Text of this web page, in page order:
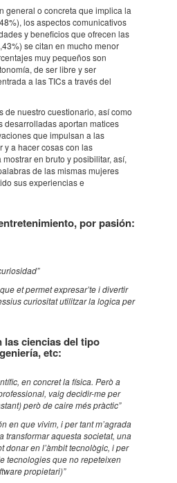
general o concreta que implica la
los aspectos comunicativos
y beneficios que ofrecen las
se citan en mucho menor
muy pequeños son
de ser libre y ser
a las TICs a través del
de nuestro cuestionario, así como
desarrolladas aportan matices
que impulsan a las
y a hacer cosas con las
en bruto y posibilitar, así,
de las mismas mujeres
sus experiencias e
por pasión:
et permet expresar’te i divertir
curiositat utilitzar la logica per
las ciencias del tipo
etc:
en concret la física. Però a
vaig decidir-me per
però de caire més pràctic”
en que vivim, i per tant m’agrada
transformar aquesta societat, una
donar en l’àmbit tecnològic, i per
tecnologies que no repeteixen
propietari)”